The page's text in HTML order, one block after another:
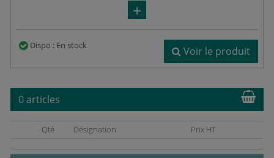
Dispo : En stock Voir le produit
0 articles
Qté Désignation Prix HT